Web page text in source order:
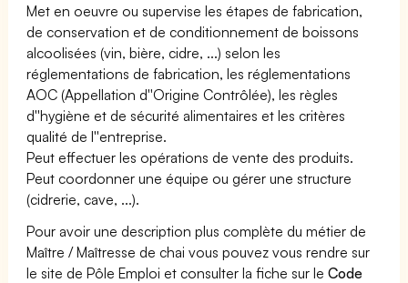
Met en oeuvre ou supervise les étapes de fabrication,
de conservation et de conditionnement de boissons
alcoolisées (vin, bière, cidre, ...) selon les
réglementations de fabrication, les réglementations
AOC (Appellation d''Origine Contrôlée), les règles
d''hygiène et de sécurité alimentaires et les critères
qualité de l''entreprise.
Peut effectuer les opérations de vente des produits.
Peut coordonner une équipe ou gérer une structure
(cidrerie, cave, ...).
Pour avoir une description plus complète du métier de
Maître / Maîtresse de chai vous pouvez vous rendre sur
le site de Pôle Emploi et consulter la fiche sur leCode